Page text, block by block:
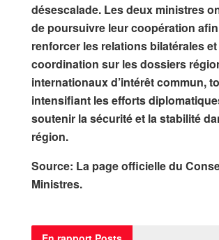
désescalade. Les deux ministres
de poursuivre leur coopération
renforcer les relations bilatérales
coordination sur les dossiers
internationaux d’intérêt commun,
intensifiant les efforts
soutenir la sécurité et la stabilité
région.
Source: La page officielle du
Ministres.